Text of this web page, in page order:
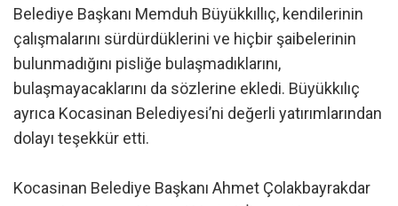
Belediye Başkanı Memduh Büyükkıllıç, kendilerinin
çalışmalarını sürdürdüklerini ve hiçbir şaibelerinin
bulunmadığını pisliğe bulaşmadıklarını,
bulaşmayacaklarını da sözlerine ekledi. Büyükkılıç
ayrıca Kocasinan Belediyesi’ni değerli yatırımlarından
dolayı teşekkür etti.
Kocasinan Belediye Başkanı Ahmet Çolakbayrakdar